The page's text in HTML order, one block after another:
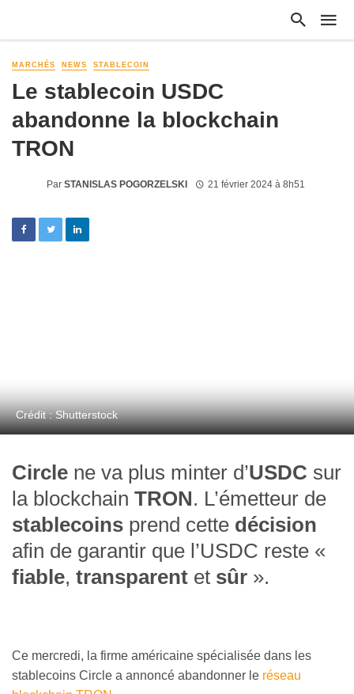
MARCHÉS NEWS STABLECOIN
Le stablecoin USDC
abandonne la blockchain
TRON
Par STANISLAS POGORZELSKI 21 février 2024 à 8h51
Crédit : Shutterstock
Circle ne va plus minter d’USDC sur
la blockchain TRON. L’émetteur de
stablecoins prend cette décision
afin de garantir que l’USDC reste «
fiable, transparent et sûr ».
Ce mercredi, la firme américaine spécialisée dans les
stablecoins Circle a annoncé abandonner le réseau